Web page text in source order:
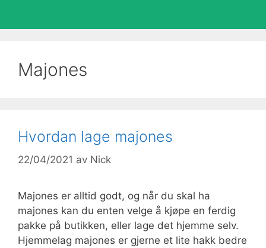
Majones
Hvordan lage majones
22/04/2021 av Nick
Majones er alltid godt, og når du skal ha
majones kan du enten velge å kjøpe en ferdig
pakke på butikken, eller lage det hjemme selv.
Hjemmelag majones er gjerne et lite hakk bedre